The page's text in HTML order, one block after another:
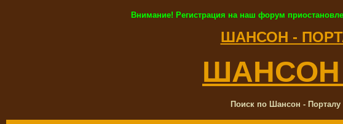
Внимание! Регистрация на наш форум
ШАНСОН -
ШАНСОН
Поиск по Шансон - Порталу